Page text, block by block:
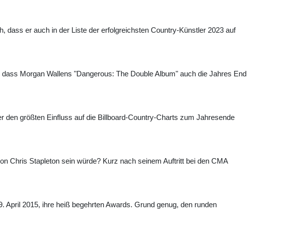
dass er auch in der Liste der erfolgreichsten Country-Künstler 2023 auf
Morgan Wallens "Dangerous: The Double Album" auch die Jahres End
den größten Einfluss auf die Billboard-Country-Charts zum Jahresende
Chris Stapleton sein würde? Kurz nach seinem Auftritt bei den CMA
2015, ihre heiß begehrten Awards. Grund genug, den runden